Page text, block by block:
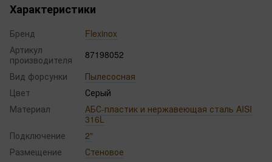
Характеристики
Бренд
Flexinox
Артикул
производителя
87198052
Вид форсунки
Пылесосная
Цвет
Серый
Материал
АБС-пластик и нержавеющая сталь AISI
316L
Подключение
2"
Размещение
Стеновое